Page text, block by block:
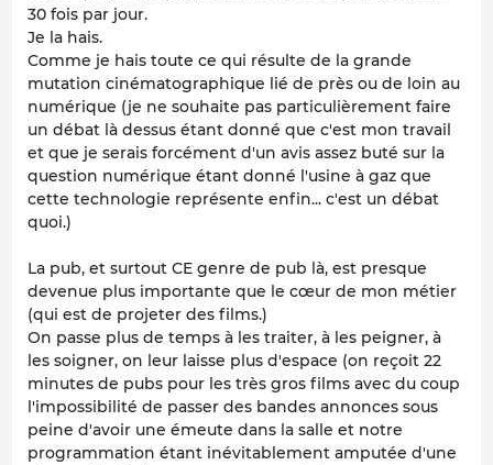
30 fois par jour.
Je la hais.
Comme je hais toute ce qui résulte de la grande
mutation cinématographique lié de près ou de loin au
numérique (je ne souhaite pas particulièrement faire
un débat là dessus étant donné que c'est mon travail
et que je serais forcément d'un avis assez buté sur la
question numérique étant donné l'usine à gaz que
cette technologie représente enfin... c'est un débat
quoi.)
La pub, et surtout CE genre de pub là, est presque
devenue plus importante que le cœur de mon métier
(qui est de projeter des films.)
On passe plus de temps à les traiter, à les peigner, à
les soigner, on leur laisse plus d'espace (on reçoit 22
minutes de pubs pour les très gros films avec du coup
l'impossibilité de passer des bandes annonces sous
peine d'avoir une émeute dans la salle et notre
programmation étant inévitablement amputée d'une